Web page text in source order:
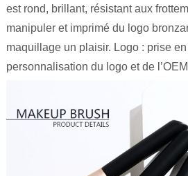
est rond, brillant, résistant aux
manipuler et imprimé du logo
maquillage un plaisir. Logo : prise
personnalisation du logo et de